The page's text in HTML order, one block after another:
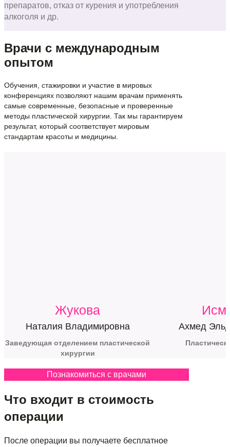
препаратов, отказ от курения и употребления
алкоголя и др.
Врачи с международным
опытом
Обучения, стажировки и участие в мировых
конференциях позволяют нашим врачам применять
самые современные, безопасные и проверенные
методы пластической хирургии. Так мы гарантируем
результат, который соответствует мировым
стандартам красоты и медицины.
Жукова
Наталия Владимировна
Заведующая отделением пластической
хирургии
Ахмед
Познакомиться с врачами
Что входит в стоимость
операции
После операции вы получаете бесплатное